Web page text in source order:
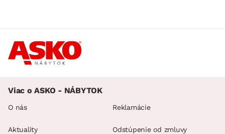
Viac o ASKO - NÁBYTOK
O nás
Aktuality
Reklamácie
Odstúpenie od zmluvy